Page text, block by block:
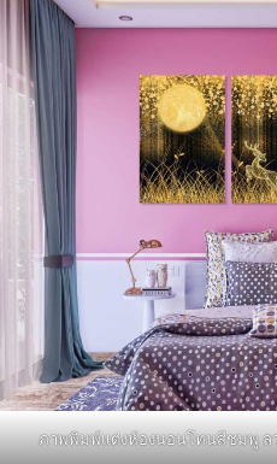
ภาพพิมพ์แต่งห้องนอนโทนสีชมพู ล